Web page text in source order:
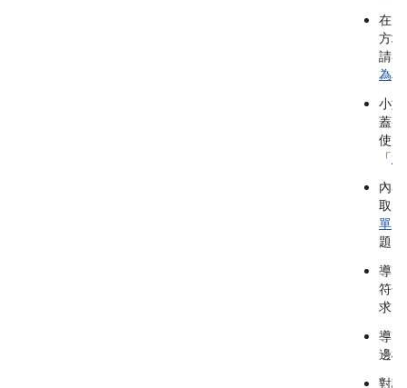
在
方
請
為相
小
蓋
使
「選
內
取
單
題。
導
符
求
導
邊
對